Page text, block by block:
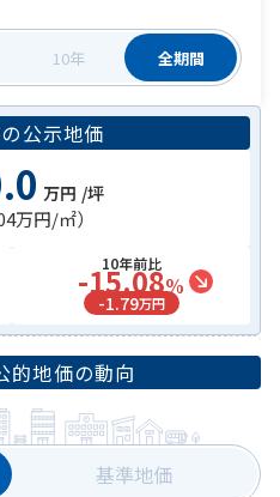
10年 全期間
の公示地価
万円 /坪
万円/㎡）
10年前比
-15.08%
-1.79万円
的地価の動向
基準地価